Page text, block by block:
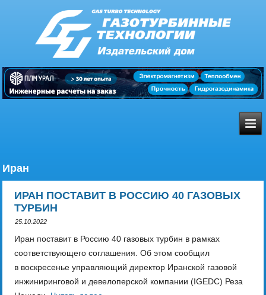
Иран
ИРАН ПОСТАВИТ В РОССИЮ 40 ГАЗОВЫХ
ТУРБИН
25.10.2022
Иран поставит в Россию 40 газовых турбин в рамках
соответствующего соглашения. Об этом сообщил
в воскресенье управляющий директор Иранской газовой
инжиниринговой и девелоперской компании (IGEDC) Реза